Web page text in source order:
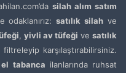
silah alım satım
odaklanırız:satılık silah ve
, yivli av tüfeği vesatılık
karşılaştırabilirsiniz.
tabanca ilanlarında ruhsat